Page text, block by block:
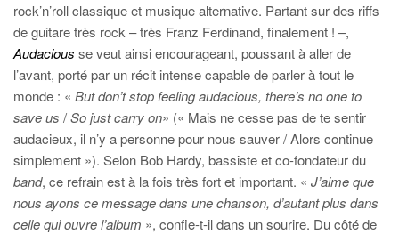
rock’n’roll classique et musique alternative. Partant sur des riffs
de guitare très rock – très Franz Ferdinand, finalement ! –,
Audacious se veut ainsi encourageant, poussant à aller de
l’avant, porté par un récit intense capable de parler à tout le
monde : « But don’t stop feeling audacious, there’s no one to
save us /So just carry on» (« Mais ne cesse pas de te sentir
audacieux, il n’y a personne pour nous sauver / Alors continue
simplement »). Selon Bob Hardy, bassiste et co-fondateur du
band, ce refrain est à la fois très fort et important. « J’aime que
nous ayons ce message dans une chanson, d’autant plus dans
celle qui ouvre l’album », confie-t-il dans un sourire. Du côté de